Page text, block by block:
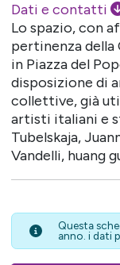
Dati e contatti
Lo spazio, con
pertinenza della
in Piazza del
disposizione di
collettive, già
artisti italiani e
Tubelskaja,
Vandelli, huang
Questa
anno. i dati